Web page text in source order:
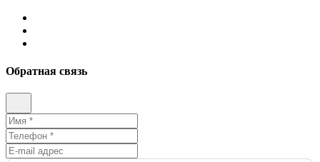
Обратная связь